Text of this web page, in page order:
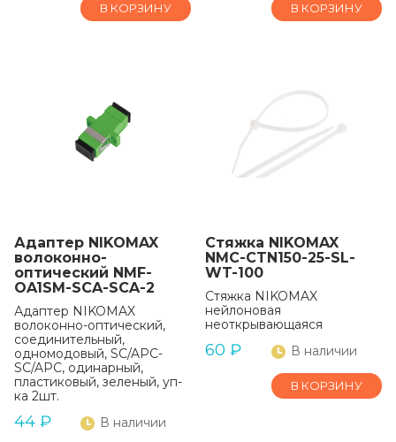
В КОРЗИНУ В КОРЗИНУ
Адаптер NIKOMAX
волоконно-
оптический NMF-
OA1SM-SCA-SCA-2
Адаптер NIKOMAX
волоконно-оптический,
соединительный,
одномодовый, SC/APC-
SC/APC, одинарный,
пластиковый, зеленый, уп-
ка 2шт.
44 ₽ В наличии
Стяжка NIKOMAX
NMC-CTN150-25-SL-
WT-100
Стяжка NIKOMAX
нейлоновая
неоткрывающаяся
60 ₽ В наличии
В КОРЗИНУ